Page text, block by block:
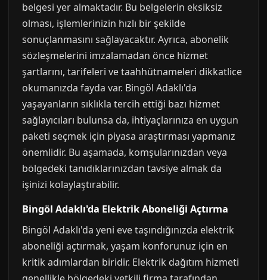
belgesi yer almaktadır. Bu belgelerin eksiksiz
olması, işlemlerinizin hızlı bir şekilde
sonuçlanmasını sağlayacaktır. Ayrıca, abonelik
sözleşmelerini imzalamadan önce hizmet
şartlarını, tarifeleri ve taahhütnameleri dikkatlice
okumanızda fayda var. Bingöl Adaklı'da
yaşayanların sıklıkla tercih ettiği bazı hizmet
sağlayıcıları bulunsa da, ihtiyaçlarınıza en uygun
paketi seçmek için piyasa araştırması yapmanız
önemlidir. Bu aşamada, komşularınızdan veya
bölgedeki tanıdıklarınızdan tavsiye almak da
işinizi kolaylaştırabilir.
Bingöl Adaklı'da Elektrik Aboneliği Açtırma
Bingöl Adaklı'da yeni eve taşındığınızda elektrik
aboneliği açtırmak, yaşam konforunuz için en
kritik adımlardan biridir. Elektrik dağıtım hizmeti